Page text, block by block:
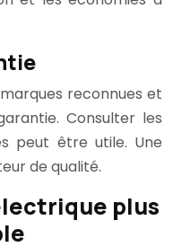
reconnues et
Consulter les
peut être utile. Une
de qualité.
plus